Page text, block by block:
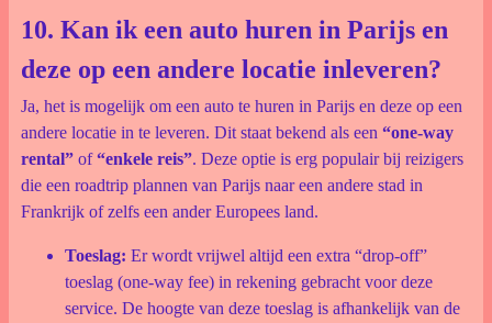
10. Kan ik een auto huren in Parijs en
deze op een andere locatie inleveren?
Ja, het is mogelijk om een auto te huren in Parijs en deze op een
andere locatie in te leveren. Dit staat bekend als een “one-way
rental”of“enkele reis”. Deze optie is erg populair bij reizigers
die een roadtrip plannen van Parijs naar een andere stad in
Frankrijk of zelfs een ander Europees land.
Toeslag: Er wordt vrijwel altijd een extra “drop-off”
toeslag (one-way fee) in rekening gebracht voor deze
service. De hoogte van deze toeslag is afhankelijk van de